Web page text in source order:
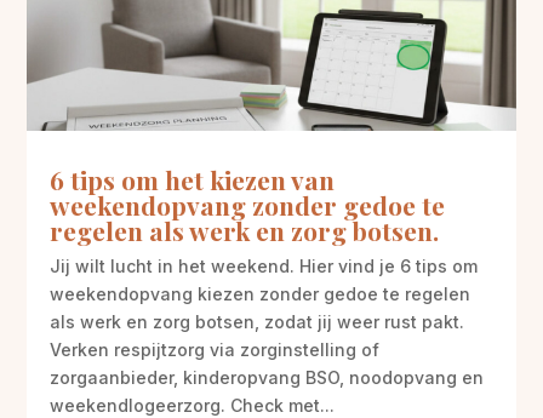
6 tips om het kiezen van
weekendopvang zonder gedoe te
regelen als werk en zorg botsen.
Jij wilt lucht in het weekend. Hier vind je 6 tips om
weekendopvang kiezen zonder gedoe te regelen
als werk en zorg botsen, zodat jij weer rust pakt.
Verken respijtzorg via zorginstelling of
zorgaanbieder, kinderopvang BSO, noodopvang en
weekendlogeerzorg. Check met...